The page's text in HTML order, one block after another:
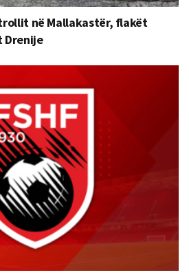
në Mallakastër, flakët